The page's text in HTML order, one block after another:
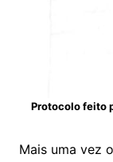
Protocolo feito
Mais uma vez